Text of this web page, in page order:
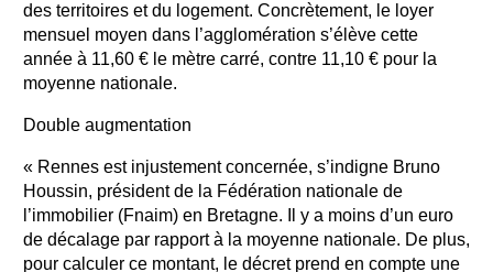
des territoires et du logement. Concrètement, le loyer
mensuel moyen dans l’agglomération s’élève cette
année à 11,60 € le mètre carré, contre 11,10 € pour la
moyenne nationale.
Double augmentation
« Rennes est injustement concernée, s’indigne Bruno
Houssin, président de la Fédération nationale de
l’immobilier (Fnaim) en Bretagne. Il y a moins d’un euro
de décalage par rapport à la moyenne nationale. De plus,
pour calculer ce montant, le décret prend en compte une